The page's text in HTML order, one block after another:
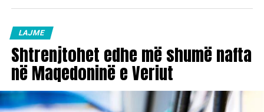
LAJME
Shtrenjtohet edhe më shumë nafta
në Maqedoninë e Veriut